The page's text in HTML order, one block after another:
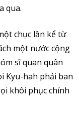
qua.
chục lần kể từ
một nước cộng
sĩ quan quân
Kyu-hah phải ban
khôi phục chính